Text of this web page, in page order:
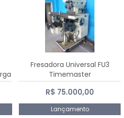
Fresadora Universal FU3
Timemaster
R$ 75.000,00
Lançamento